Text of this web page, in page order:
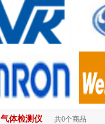
气体检测仪
共0个商品